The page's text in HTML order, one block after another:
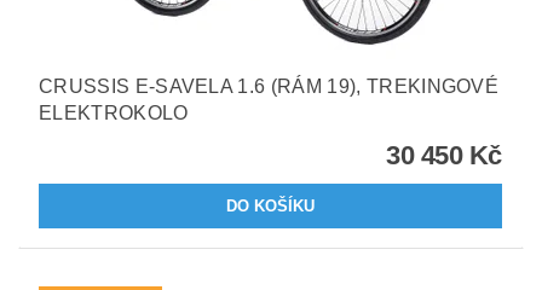
CRUSSIS E-SAVELA 1.6 (RÁM 19), TREKINGOVÉ
ELEKTROKOLO
30 450 Kč